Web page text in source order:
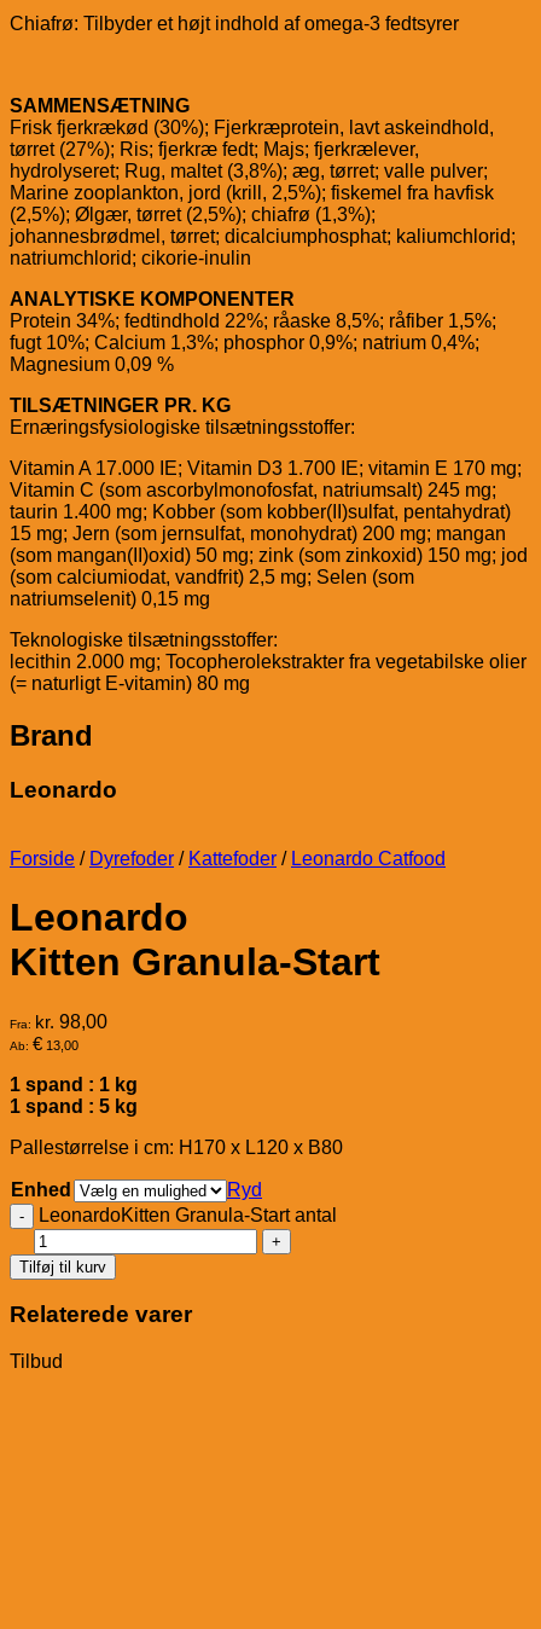
Chiafrø: Tilbyder et højt indhold af omega-3 fedtsyrer
SAMMENSÆTNING
Frisk fjerkrækød (30%); Fjerkræprotein, lavt askeindhold,
tørret (27%); Ris; fjerkræ fedt; Majs; fjerkrælever,
hydrolyseret; Rug, maltet (3,8%); æg, tørret; valle pulver;
Marine zooplankton, jord (krill, 2,5%); fiskemel fra havfisk
(2,5%); Ølgær, tørret (2,5%); chiafrø (1,3%);
johannesbrødmel, tørret; dicalciumphosphat; kaliumchlorid;
natriumchlorid; cikorie-inulin
ANALYTISKE KOMPONENTER
Protein 34%; fedtindhold 22%; råaske 8,5%; råfiber 1,5%;
fugt 10%; Calcium 1,3%; phosphor 0,9%; natrium 0,4%;
Magnesium 0,09 %
TILSÆTNINGER PR. KG
Ernæringsfysiologiske tilsætningsstoffer:
Vitamin A 17.000 IE; Vitamin D3 1.700 IE; vitamin E 170 mg;
Vitamin C (som ascorbylmonofosfat, natriumsalt) 245 mg;
taurin 1.400 mg; Kobber (som kobber(II)sulfat, pentahydrat)
15 mg; Jern (som jernsulfat, monohydrat) 200 mg; mangan
(som mangan(II)oxid) 50 mg; zink (som zinkoxid) 150 mg; jod
(som calciumiodat, vandfrit) 2,5 mg; Selen (som
natriumselenit) 0,15 mg
Teknologiske tilsætningsstoffer:
lecithin 2.000 mg; Tocopherolekstrakter fra vegetabilske olier
(= naturligt E-vitamin) 80 mg
Brand
Leonardo
Forside / Dyrefoder / Kattefoder / Leonardo Catfood
Leonardo
Kitten Granula-Start
Fra: kr. 98,00
Ab: € 13,00
1 spand : 1 kg
1 spand : 5 kg
Pallestørrelse i cm: H170 x L120 x B80
Enhed
Ryd
LeonardoKitten Granula-Start antal
Tilføj til kurv
Relaterede varer
Tilbud